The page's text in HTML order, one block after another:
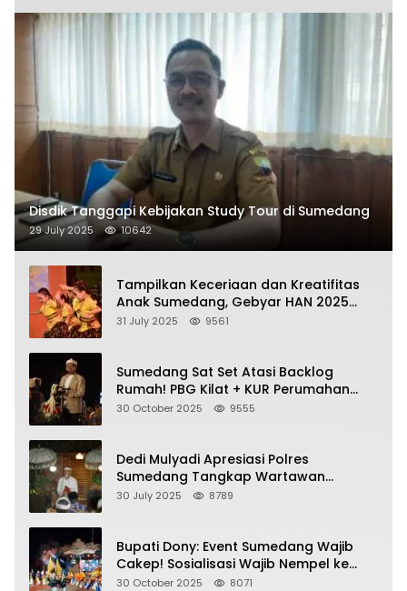
Disdik Tanggapi Kebijakan Study Tour di Sumedang
29 July 2025 10642
Tampilkan Keceriaan dan Kreatifitas
Anak Sumedang, Gebyar HAN 2025
Dihadiri Bupati dan Wabup
31 July 2025 9561
Sumedang Sat Set Atasi Backlog
Rumah! PBG Kilat + KUR Perumahan
Jadi Kunci!
30 October 2025 9555
Dedi Mulyadi Apresiasi Polres
Sumedang Tangkap Wartawan
Gadungan Pemeras Kades
30 July 2025 8789
Bupati Dony: Event Sumedang Wajib
Cakep! Sosialisasi Wajib Nempel ke
Seni Budaya!
30 October 2025 8071